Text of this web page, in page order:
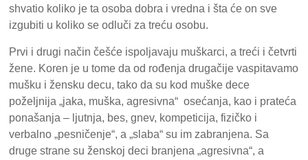
shvatio koliko je ta osoba dobra i vredna i šta će on sve
izgubiti u koliko se odluči za treću osobu.
Prvi i drugi način češće ispoljavaju muškarci, a treći i četvrti
žene. Koren je u tome da od rođenja drugačije vaspitavamo
mušku i žensku decu, tako da su kod muške dece
poželjnija „jaka, muška, agresivna“ osećanja, kao i prateća
ponašanja – ljutnja, bes, gnev, kompeticija, fizičko i
verbalno „pesničenje“, a „slaba“ su im zabranjena. Sa
druge strane su ženskoj deci branjena „agresivna“, a